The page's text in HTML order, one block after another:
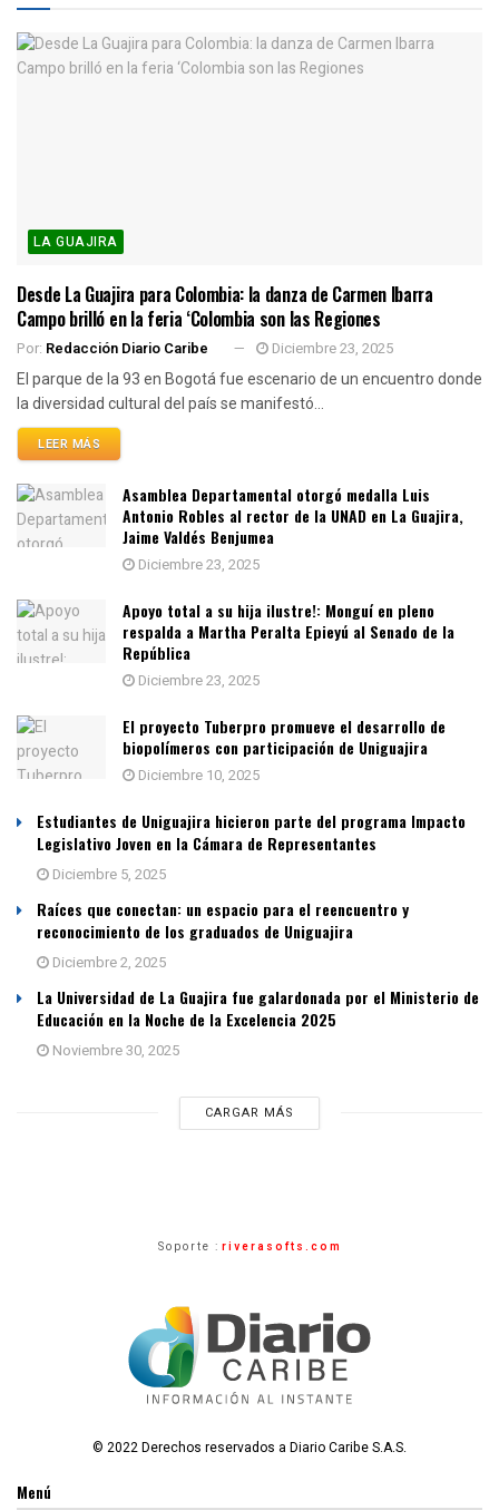
LA GUAJIRA
Desde La Guajira para Colombia: la danza de Carmen Ibarra
Campo brilló en la feria ‘Colombia son las Regiones
Por: Redacción Diario Caribe Diciembre 23, 2025
El parque de la 93 en Bogotá fue escenario de un encuentro donde
la diversidad cultural del país se manifestó...
LEER MÁS
Asamblea Departamental otorgó medalla Luis
Antonio Robles al rector de la UNAD en La Guajira,
Jaime Valdés Benjumea
Diciembre 23, 2025
Apoyo total a su hija ilustre!: Monguí en pleno
respalda a Martha Peralta Epieyú al Senado de la
República
Diciembre 23, 2025
El proyecto Tuberpro promueve el desarrollo de
biopolímeros con participación de Uniguajira
Diciembre 10, 2025
Estudiantes de Uniguajira hicieron parte del programa Impacto
Legislativo Joven en la Cámara de Representantes
Diciembre 5, 2025
Raíces que conectan: un espacio para el reencuentro y
reconocimiento de los graduados de Uniguajira
Diciembre 2, 2025
La Universidad de La Guajira fue galardonada por el Ministerio de
Educación en la Noche de la Excelencia 2025
Noviembre 30, 2025
CARGAR MÁS
Soporte : riverasofts.com
© 2022 Derechos reservados a Diario Caribe S.A.S.
Menú